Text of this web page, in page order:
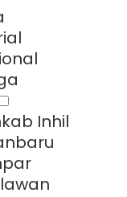
Inhil